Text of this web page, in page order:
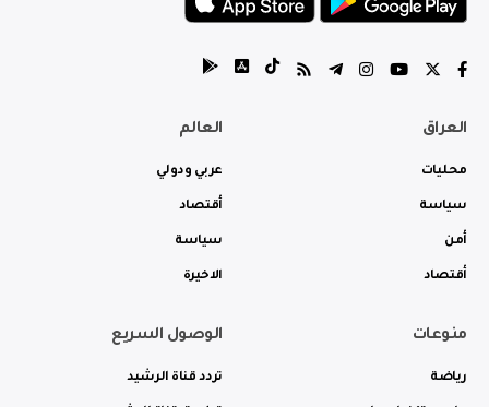
العراق
محليات
سياسة
أمن
أقتصاد
العالم
عربي ودولي
أقتصاد
سياسة
الاخيرة
منوعات
رياضة
الوصول السريع
تردد قناة الرشيد